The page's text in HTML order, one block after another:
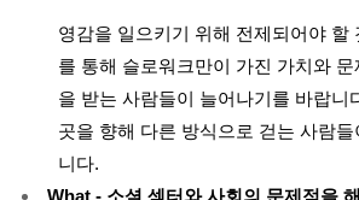
영감을 일으키기 위해 전제되어야 할
를 통해 슬로워크만이 가진 가치와
을 받는 사람들이 늘어나기를 바랍니
곳을 향해 다른 방식으로 걷는 사람
니다.